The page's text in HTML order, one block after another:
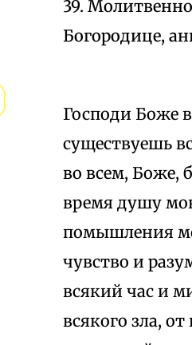
39.
Богородице,
Господи Боже
существуешь
во всем, Боже,
время душу
помышления
чувство и
всякий час и
всякого зла,